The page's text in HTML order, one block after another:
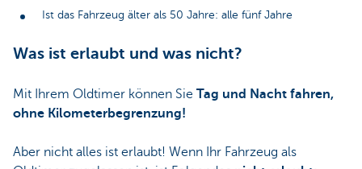
Ist das Fahrzeug älter als 50 Jahre: alle fünf Jahre
Was ist erlaubt und was nicht?
Mit Ihrem Oldtimer können Sie Tag und Nacht fahren,
ohne Kilometerbegrenzung!
Aber nicht alles ist erlaubt! Wenn Ihr Fahrzeug als